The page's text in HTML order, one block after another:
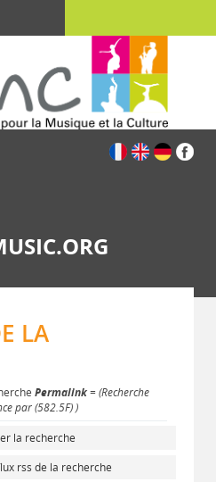
LA
Permalink= (Recherche
par (582.5F) )
la recherche
rss de la recherche